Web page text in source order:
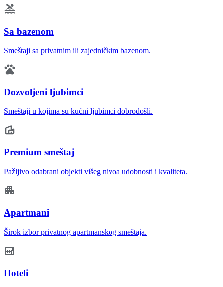
Sa bazenom
Smeštaji sa privatnim ili zajedničkim bazenom.
Dozvoljeni ljubimci
Smeštaji u kojima su kućni ljubimci dobrodošli.
Premium smeštaj
Pažljivo odabrani objekti višeg nivoa udobnosti i kvaliteta.
Apartmani
Širok izbor privatnog apartmanskog smeštaja.
Hoteli